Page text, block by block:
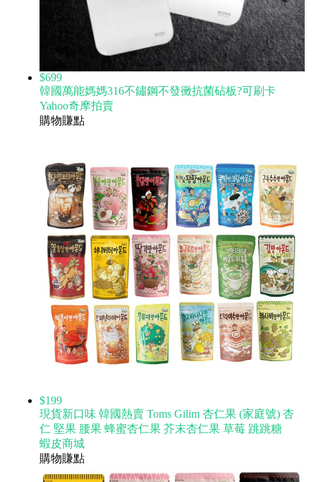
$699
韓國萬能媽媽316不鏽鋼不發黴抗菌砧板?可刷卡
Yahoo奇摩拍賣
購物賺點
$199
現貨新口味 韓國熱賣 Toms Gilim 杏仁果 (家庭號) 杏
仁 堅果 腰果 蜂蜜杏仁果 芥末杏仁果 草莓 跳跳糖
蝦皮商城
購物賺點